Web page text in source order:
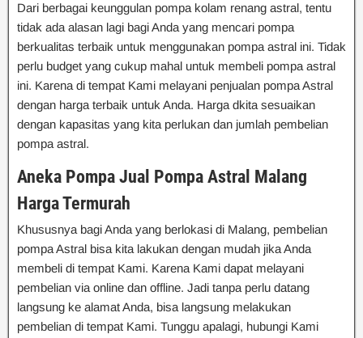
Dari berbagai keunggulan pompa kolam renang astral, tentu
tidak ada alasan lagi bagi Anda yang mencari pompa
berkualitas terbaik untuk menggunakan pompa astral ini. Tidak
perlu budget yang cukup mahal untuk membeli pompa astral
ini. Karena di tempat Kami melayani penjualan pompa Astral
dengan harga terbaik untuk Anda. Harga dkita sesuaikan
dengan kapasitas yang kita perlukan dan jumlah pembelian
pompa astral.
Aneka Pompa Jual Pompa Astral Malang
Harga Termurah
Khususnya bagi Anda yang berlokasi di Malang, pembelian
pompa Astral bisa kita lakukan dengan mudah jika Anda
membeli di tempat Kami. Karena Kami dapat melayani
pembelian via online dan offline. Jadi tanpa perlu datang
langsung ke alamat Anda, bisa langsung melakukan
pembelian di tempat Kami. Tunggu apalagi, hubungi Kami